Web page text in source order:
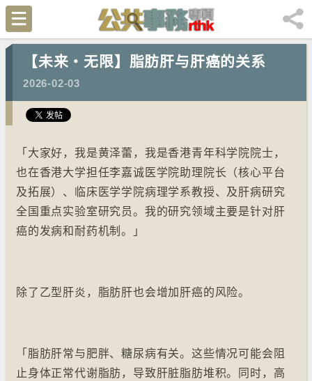
【未来‧无限】脂肪肝与肝癌的关系
2026-02-03
「大家好，我是黄泽蕾，我是香港青年科学院院士，
也在香港大学担任李嘉诚医学院助理院长（核心平台
及拓展）、临床医学学院病理学系教授、及肝病研究
全国重点实验室研究员。我的研究领域主要是针对肝
癌的发病和耐药机制。」
除了乙型肝炎，脂肪肝也会增加肝癌的风险。
「脂肪肝常与肥胖、糖尿病有关。这些情况可能会阻
止身体正常代谢脂肪，导致肝脏脂肪堆积。同时，高